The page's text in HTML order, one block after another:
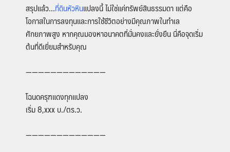
สรุปแล้ว…ที่ดินหัวหินแปลงนี้ ไม่ใช่แค่ทรัพย์สินธรรมดา แต่คือ
โอกาสในการลงทุนและการใช้ชีวิตอย่างมีคุณภาพในทำเล
ศักยภาพสูง หากคุณมองหาอนาคตที่มั่นคงและยั่งยืน นี่คือจุดเริ่ม
ต้นที่ดีเยี่ยมสำหรับคุณ
—————————————
โฉนดครุฑแดงทุกแปลง
เริ่ม 8,xxx บ./ตร.ว.
—————————————